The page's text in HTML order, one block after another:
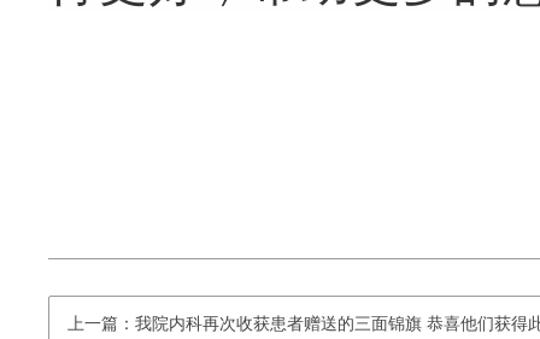
上一篇：我院内科再次收获患者赠送的三面锦旗 恭喜他们获得